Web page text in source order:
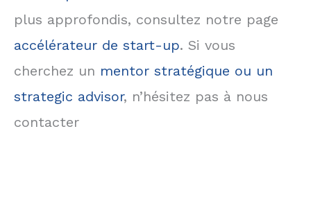
plus approfondis, consultez notre page
accélérateur de start-up. Si vous
cherchez un mentor stratégique ou un
strategic advisor, n’hésitez pas à nous
contacter